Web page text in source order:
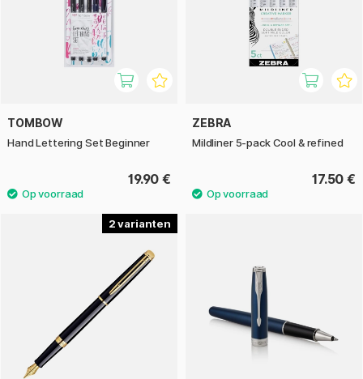
TOMBOW
Hand Lettering Set Beginner
19.90 €
ZEBRA
Mildliner 5-pack Cool & refined
17.50 €
2